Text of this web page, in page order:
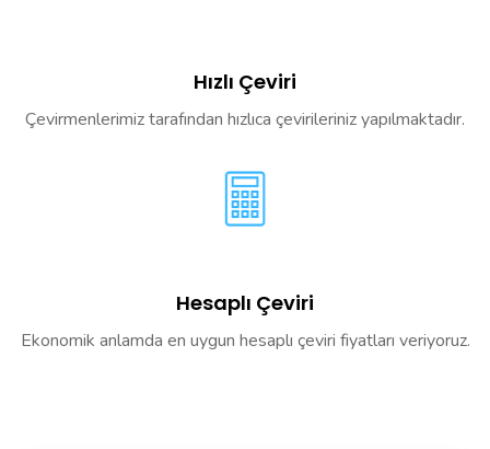
Hızlı Çeviri
Çevirmenlerimiz tarafından hızlıca çevirileriniz yapılmaktadır.
Hesaplı Çeviri
Ekonomik anlamda en uygun hesaplı çeviri fiyatları veriyoruz.